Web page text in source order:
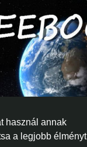
használ annak
a legjobb élményt